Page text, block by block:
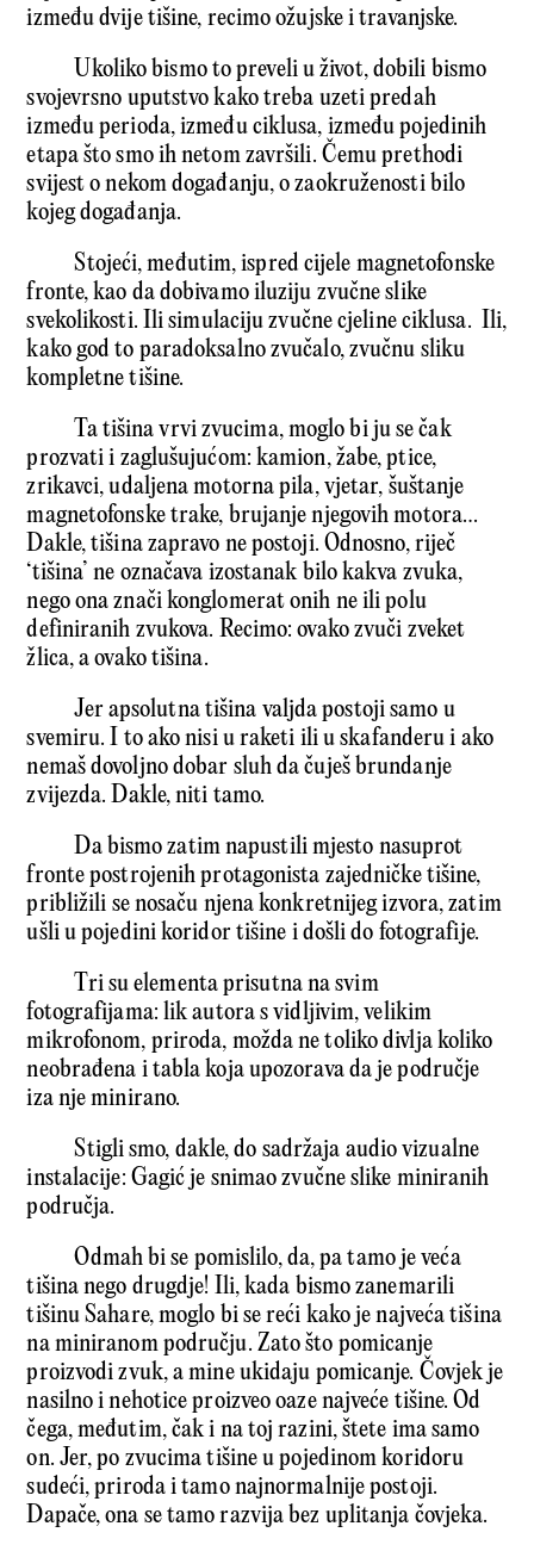
između dvije tišine, recimo ožujske i travanjske.
Ukoliko bismo to preveli u život, dobili bismo
svojevrsno uputstvo kako treba uzeti predah
između perioda, između ciklusa, između pojedinih
etapa što smo ih netom završili. Čemu prethodi
svijest o nekom događanju, o zaokruženosti bilo
kojeg događanja.
Stojeći, međutim, ispred cijele magnetofonske
fronte, kao da dobivamo iluziju zvučne slike
svekolikosti. Ili simulaciju zvučne cjeline ciklusa. Ili,
kako god to paradoksalno zvučalo, zvučnu sliku
kompletne tišine.
Ta tišina vrvi zvucima, moglo bi ju se čak
prozvati i zaglušujućom: kamion, žabe, ptice,
zrikavci, udaljena motorna pila, vjetar, šuštanje
magnetofonske trake, brujanje njegovih motora…
Dakle, tišina zapravo ne postoji. Odnosno, riječ
‘tišina’ ne označava izostanak bilo kakva zvuka,
nego ona znači konglomerat onih ne ili polu
definiranih zvukova. Recimo: ovako zvuči zveket
žlica, a ovako tišina.
Jer apsolutna tišina valjda postoji samo u
svemiru. I to ako nisi u raketi ili u skafanderu i ako
nemaš dovoljno dobar sluh da čuješ brundanje
zvijezda. Dakle, niti tamo.
Da bismo zatim napustili mjesto nasuprot
fronte postrojenih protagonista zajedničke tišine,
približili se nosaču njena konkretnijeg izvora, zatim
ušli u pojedini koridor tišine i došli do fotografije.
Tri su elementa prisutna na svim
fotografijama: lik autora s vidljivim, velikim
mikrofonom, priroda, možda ne toliko divlja koliko
neobrađena i tabla koja upozorava da je područje
iza nje minirano.
Stigli smo, dakle, do sadržaja audio vizualne
instalacije: Gagić je snimao zvučne slike miniranih
područja.
Odmah bi se pomislilo, da, pa tamo je veća
tišina nego drugdje! Ili, kada bismo zanemarili
tišinu Sahare, moglo bi se reći kako je najveća tišina
na miniranom području. Zato što pomicanje
proizvodi zvuk, a mine ukidaju pomicanje. Čovjek je
nasilno i nehotice proizveo oaze najveće tišine. Od
čega, međutim, čak i na toj razini, štete ima samo
on. Jer, po zvucima tišine u pojedinom koridoru
sudeći, priroda i tamo najnormalnije postoji.
Dapače, ona se tamo razvija bez uplitanja čovjeka.